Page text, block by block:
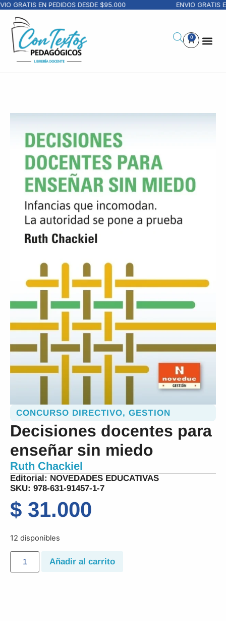
GRATIS EN PEDIDOS DESDE $95.000 ENVIO GRATIS
0
CONCURSO DIRECTIVO,GESTION
Decisiones docentes para
enseñar sin miedo
Ruth Chackiel
Editorial: NOVEDADES EDUCATIVAS
SKU: 978-631-91457-1-7
$ 31.000
12 disponibles
Añadir al carrito